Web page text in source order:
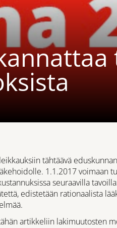
tähtäävä
1.1.2017 voimaan
seuraavilla
edistetään rationaalista
artikkeliin lakimuutosten